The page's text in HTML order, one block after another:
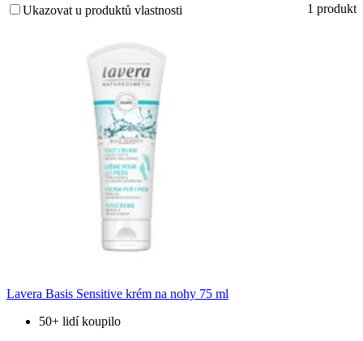
Ukazovat u produktů vlastnosti 1 produkt
Lavera Basis Sensitive krém na nohy 75 ml
50+ lidí koupilo